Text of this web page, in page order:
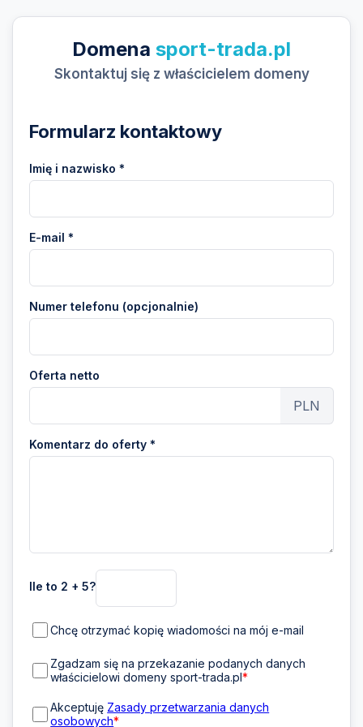
Domena sport-trada.pl
Skontaktuj się z właścicielem domeny
Formularz kontaktowy
Imię i nazwisko *
E-mail *
Numer telefonu (opcjonalnie)
Oferta netto
PLN
Komentarz do oferty *
Ile to 2 + 5?
Chcę otrzymać kopię wiadomości na mój e-mail
Zgadzam się na przekazanie podanych danych
właścicielowi domeny sport-trada.pl*
Akceptuję Zasady przetwarzania danych
osobowych*